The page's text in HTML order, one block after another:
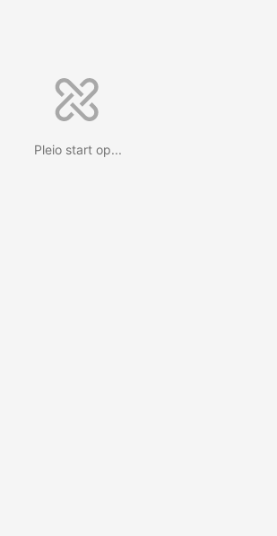
Pleio start op...